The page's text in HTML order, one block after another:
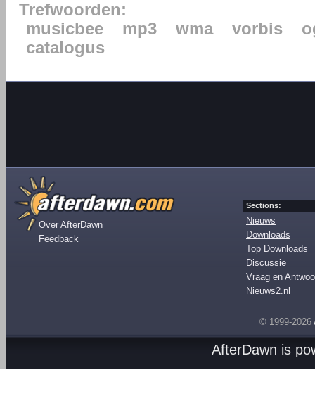
Trefwoorden:
musicbee
mp3 wma vorbis
catalogus
Over AfterDawn
Feedback
Sections:
Nieuws
Downloads
Top Downloads
Discussie
Vraag en
Nieuws2.nl
© 1999-2026
AfterDawn is